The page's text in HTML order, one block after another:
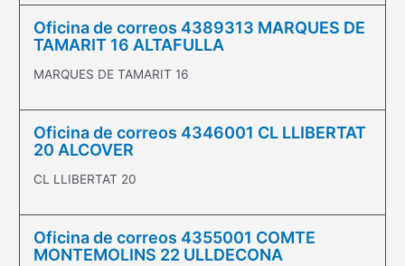
Oficina de correos 4389313 MARQUES DE
TAMARIT 16 ALTAFULLA
MARQUES DE TAMARIT 16
Oficina de correos 4346001 CL LLIBERTAT
20 ALCOVER
CL LLIBERTAT 20
Oficina de correos 4355001 COMTE
MONTEMOLINS 22 ULLDECONA